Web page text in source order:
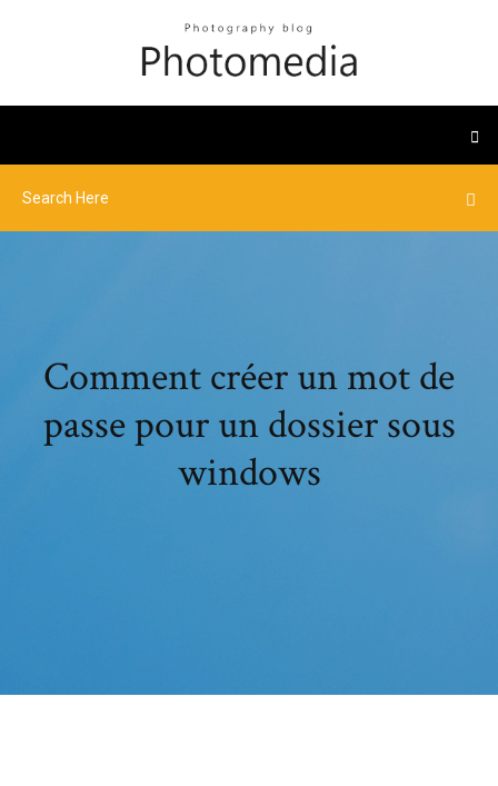
Comment créer un mot de
passe pour un dossier sous
windows